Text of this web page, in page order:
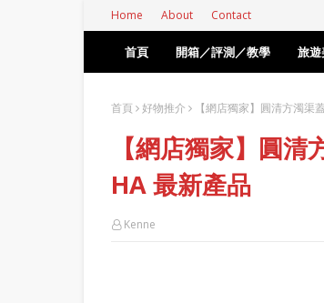
Home About Contact
首頁 開箱／評測／教學 旅
首頁 好物推介 【網店獨家】圓清方濁渠
【網店獨家】圓
HA 最新產品
Kenne